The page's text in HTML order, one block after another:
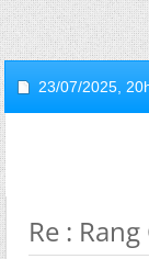
23/07/2025,
Re :